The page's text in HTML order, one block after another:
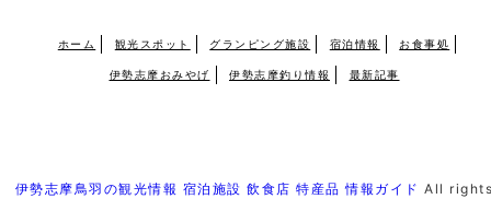
ホーム 観光スポット グランピング施設 宿泊情報 お食事処
伊勢志摩おみやげ 伊勢志摩釣り情報 最新記事
伊勢志摩鳥羽の観光情報 宿泊施設 飲食店 特産品 情報ガイド All